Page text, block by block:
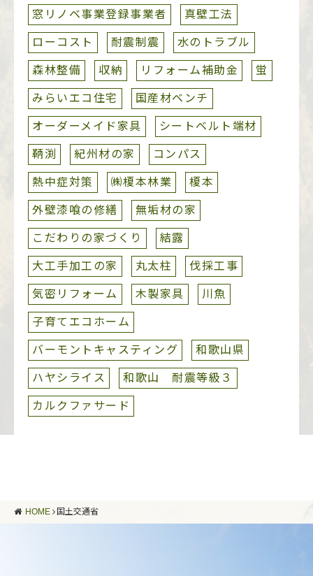
窓リノベ事業登録事業者
真壁工法
ローコスト
耐震制震
水のトラブル
森林整備
収納 リフォーム補助金
蛍
みらいエコ住宅
国産材ベンチ
オーダーメイド家具
シートベルト端材
鞆渕
紀州材の家
コンパス
熱中症対策
㈱榎本林業
榎本
外壁漆喰の修繕
無垢材の家
こだわりの家づくり
結露
大工手加工の家
丸太柱
伐採工事
気密リフォーム
木製家具
川魚
子育てエコホーム
バーモントキャスティング
和歌山県
ハヤシライス
和歌山 耐震等級３
カルクファサード
HOME 国土交通省